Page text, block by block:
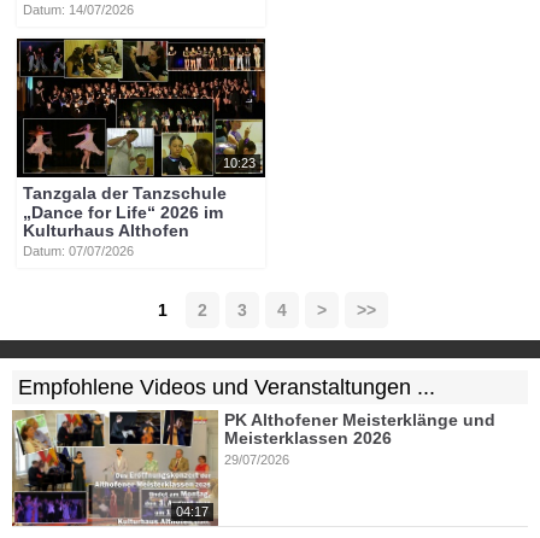
Datum: 14/07/2026
10:23
Tanzgala der Tanzschule
„Dance for Life“ 2026 im
Kulturhaus Althofen
Datum: 07/07/2026
1 2 3 4 > >>
Empfohlene Videos und Veranstaltungen ...
04:17
PK Althofener Meisterklänge und
Meisterklassen 2026
29/07/2026